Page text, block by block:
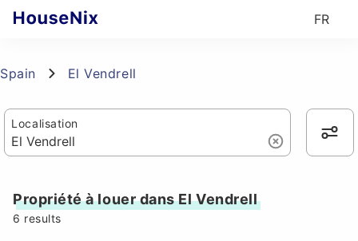
FR
Spain El Vendrell
Localisation
Propriété à louer dans El Vendrell
6 results